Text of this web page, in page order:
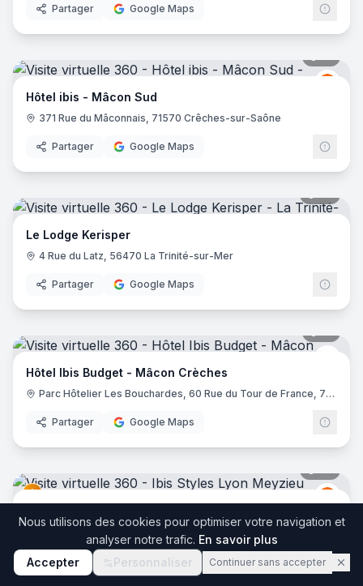
Partager Google Maps
Ibis
Hôtel ibis - Mâcon Sud
371 Rue du Mâconnais, 71570 Crêches-sur-Saône
Partager Google Maps
Le Lodge Kerisper
4 Rue du Latz, 56470 La Trinité-sur-Mer
Partager Google Maps
Ibis
Hôtel Ibis Budget - Mâcon Crèches
Parc Hôtelier Les Bouchardes, 60 Rue du Tour de France, 71570 Chaintré
Partager Google Maps
Ibis
2 Bis Rue du 24 Avril 1915, 69330 Meyzieu
Partager Google Maps
Nous utilisons des cookies pour optimiser votre navigation et
analyser notre trafic. En savoir plus
Accepter
Personnaliser Continuer sans accepter